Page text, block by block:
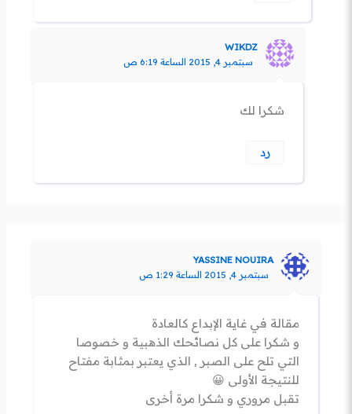
WIKDZ
سبتمبر 4, 2015 الساعة 6:19 ص
شكرا لك
رد
YASSINE NOUIRA
سبتمبر 4, 2015 الساعة 1:29 ص
مقالة في غاية الإبداع كالعادة
و شكرا على كل نصائحك الذهبية و خصوصا
التي تلح على الصبر , الذي يعتبر بمثابة مفتاح
للنتيجة الأولى 😀
تقبل مروري و شكرا مرة أخرى